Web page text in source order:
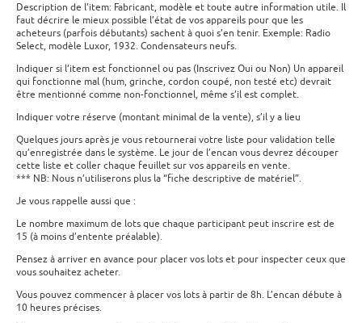
Description de l’item: Fabricant, modèle et toute autre information utile. Il
faut décrire le mieux possible l’état de vos appareils pour que les
acheteurs (parfois débutants) sachent à quoi s’en tenir. Exemple: Radio
Select, modèle Luxor, 1932. Condensateurs neufs.
Indiquer si l’item est fonctionnel ou pas (Inscrivez Oui ou Non) Un appareil
qui fonctionne mal (hum, grinche, cordon coupé, non testé etc) devrait
être mentionné comme non-fonctionnel, même s’il est complet.
Indiquer votre réserve (montant minimal de la vente), s’il y a lieu
Quelques jours après je vous retournerai votre liste pour validation telle
qu’enregistrée dans le système. Le jour de l’encan vous devrez découper
cette liste et coller chaque feuillet sur vos appareils en vente.
*** NB: Nous n’utiliserons plus la “fiche descriptive de matériel”.
Je vous rappelle aussi que :
Le nombre maximum de lots que chaque participant peut inscrire est de
15 (à moins d’entente préalable).
Pensez à arriver en avance pour placer vos lots et pour inspecter ceux que
vous souhaitez acheter.
Vous pouvez commencer à placer vos lots à partir de 8h. L’encan débute à
10 heures précises.